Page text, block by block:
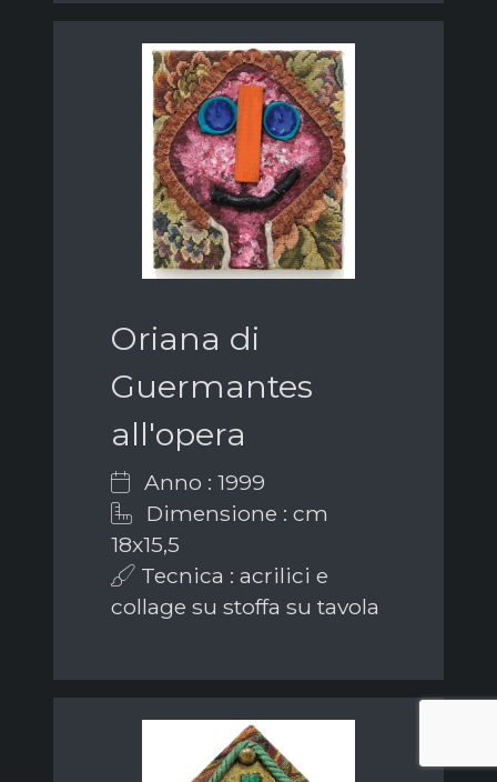
Oriana di
Guermantes
all'opera
Anno : 1999
Dimensione : cm
18x15,5
Tecnica : acrilici e
collage su stoffa su tavola